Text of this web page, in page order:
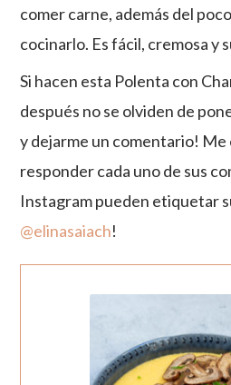
comer carne, además del
cocinarlo. Es fácil, cremosa
Si hacen esta Polenta con
después no se olviden de
y dejarme un comentario! Me
responder cada uno de sus
Instagram pueden etiquetar
@elinasaiach!